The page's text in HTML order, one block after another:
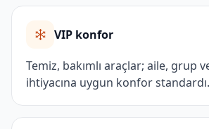
VIP konfor
Temiz, bakımlı araçlar; aile, grup
ihtiyacına uygun konfor standardı.